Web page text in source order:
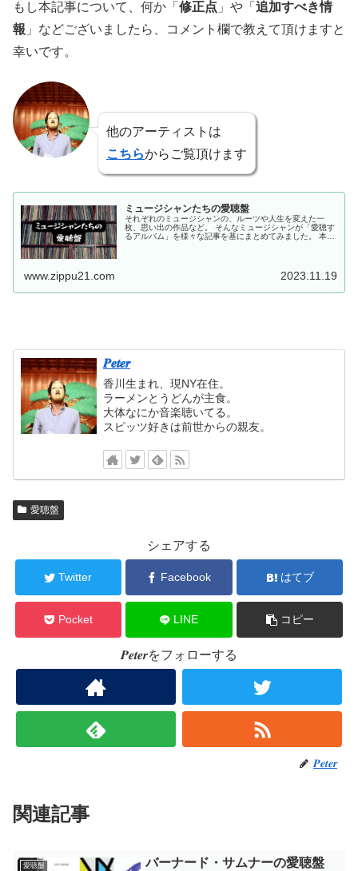
もし本記事について、何か「 修正点 」や「 追加すべき情
報 」などございましたら、コメント欄で教えて頂けますと
幸いです。
他のアーティストは
こちらからご覧頂けます
ミュージシャンたちの愛聴盤
それぞれのミュージシャンの、ルーツや人生を変えた一
枚、思い出の作品など。 そんなミュージシャンが「愛聴す
るアルバム」を様々な記事を基にまとめてみました。 本記
www.zippu21.com 2023.11.19
𝑷𝒆𝒕𝒆𝒓
香川生まれ、現NY在住。
ラーメンとうどんが主食。
大体なにか音楽聴いてる。
スピッツ好きは前世からの親友。
愛聴盤
シェアする
Twitter Facebook はてブ
Pocket LINE コピー
𝑷𝒆𝒕𝒆𝒓をフォローする
𝑷𝒆𝒕𝒆𝒓
関連記事
愛聴盤 バーナード・サムナーの愛聴盤